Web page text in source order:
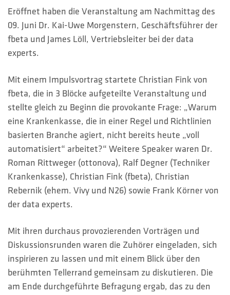
Eröffnet haben die Veranstaltung am Nachmittag des
09. Juni Dr. Kai-Uwe Morgenstern, Geschäftsführer der
fbeta und James Löll, Vertriebsleiter bei der data
experts.
Mit einem Impulsvortrag startete Christian Fink von
fbeta, die in 3 Blöcke aufgeteilte Veranstaltung und
stellte gleich zu Beginn die provokante Frage: „Warum
eine Krankenkasse, die in einer Regel und Richtlinien
basierten Branche agiert, nicht bereits heute „voll
automatisiert“ arbeitet?“ Weitere Speaker waren Dr.
Roman Rittweger (ottonova), Ralf Degner (Techniker
Krankenkasse), Christian Fink (fbeta), Christian
Rebernik (ehem. Vivy und N26) sowie Frank Körner von
der data experts.
Mit ihren durchaus provozierenden Vorträgen und
Diskussionsrunden waren die Zuhörer eingeladen, sich
inspirieren zu lassen und mit einem Blick über den
berühmten Tellerrand gemeinsam zu diskutieren. Die
am Ende durchgeführte Befragung ergab, das zu den